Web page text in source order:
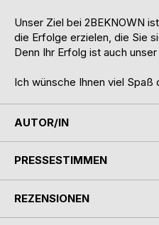
Unser Ziel bei 2BEKNOWN
die Erfolge erzielen, die Sie
Denn Ihr Erfolg ist auch
Ich wünsche Ihnen viel Spaß
AUTOR/IN
PRESSESTIMMEN
REZENSIONEN